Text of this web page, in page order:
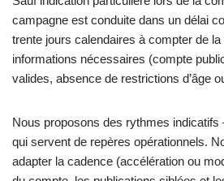
campagne est conduite dans un délai
trente jours calendaires à compter de
informations nécessaires (compte
valides, absence de restrictions d’âge
Nous proposons des rythmes
qui servent de repères opérationnels.
adapter la cadence (accélération ou